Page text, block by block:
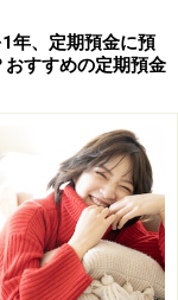
引き後）
税引き後）
ン SBJ銀行
定「円定期預
年、定期預金に預
すすめの定期預金